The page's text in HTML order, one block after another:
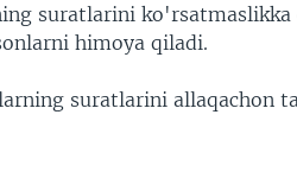
suratlarini ko'rsatmaslikka
himoya qiladi.
suratlarini allaqachon